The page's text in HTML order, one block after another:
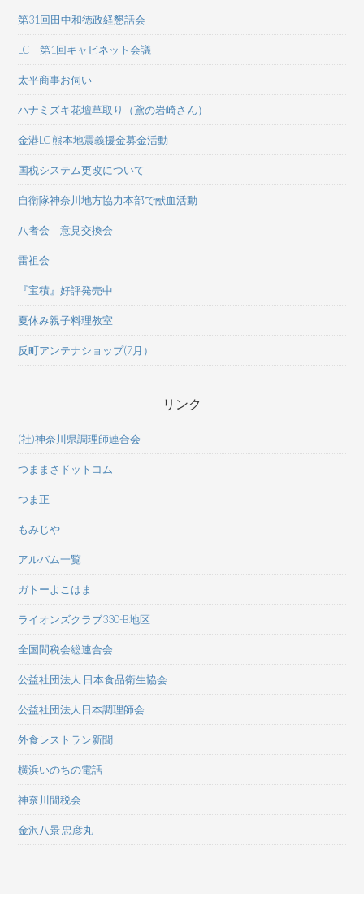
第31回田中和徳政経懇話会
LC 第1回キャビネット会議
太平商事お伺い
ハナミズキ花壇草取り（鳶の岩崎さん）
金港LC 熊本地震義援金募金活動
国税システム更改について
自衛隊神奈川地方協力本部で献血活動
八者会 意見交換会
雷祖会
『宝積』好評発売中
夏休み親子料理教室
反町アンテナショップ(7月）
リンク
(社)神奈川県調理師連合会
つままさドットコム
つま正
もみじや
アルバム一覧
ガトーよこはま
ライオンズクラブ330-B地区
全国間税会総連合会
公益社団法人 日本食品衛生協会
公益社団法人日本調理師会
外食レストラン新聞
横浜いのちの電話
神奈川間税会
金沢八景 忠彦丸